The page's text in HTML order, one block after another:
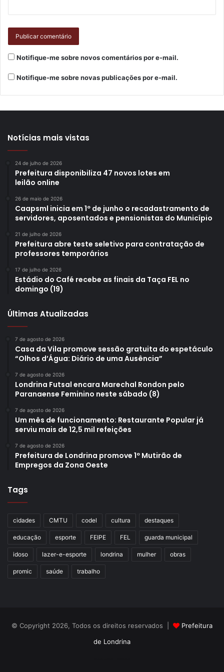
Notifique-me sobre novos comentários por e-mail.
Notifique-me sobre novas publicações por e-mail.
Notícias mais vistas
24 de julho de 2026
Prefeitura disponibiliza 47 novos lotes em
leilão online
26 de maio de 2026
Caapsml inicia em 1º de junho o recadastramento de
servidores, aposentados e pensionistas do Município
21 de julho de 2026
Prefeitura abre teste seletivo para contratação de
professores temporários
17 de julho de 2026
Estádio do Café recebe as finais da Taça FEL no
domingo (19)
Últimas Atualizadas
7 de agosto de 2026
Casa da Vila promove sessão gratuita do espetáculo
“Olhos d’Água: Diário de uma Ausência”
7 de agosto de 2026
Londrina Futsal encara Marechal Rondon pelo
Paranaense Feminino neste sábado (8)
7 de agosto de 2026
Um mês de funcionamento: Restaurante Popular já
serviu mais de 12,5 mil refeições
7 de agosto de 2026
Prefeitura de Londrina promove 1º Mutirão de
Empregos da Zona Oeste
Tags
cidades CMTU codel cultura destaques
educação esporte FEIPE FEL guarda municipal
idoso lazer-e-esporte londrina mulher obras
promic saúde trabalho
© Copyright 2026, Todos os direitos reservados |
Prefeitura
de Londrina